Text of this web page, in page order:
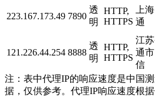
223.167.173.49 7890
透
明
HTTP,
HTTPS
上
通
121.226.44.254 8888
透
明
HTTP,
HTTPS
江
通
信
注：表中代理IP的响应速度是中国
据，仅供参考。代理IP响应速度根